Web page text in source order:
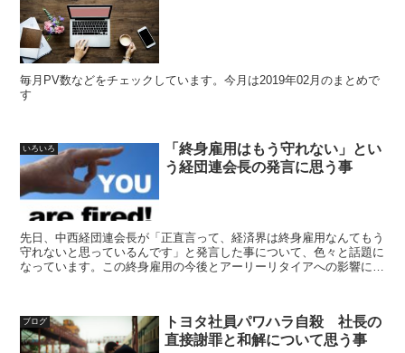
毎月PV数などをチェックしています。今月は2019年02月のまとめで
す
いろいろ
「終身雇用はもう守れない」とい
う経団連会長の発言に思う事
先日、中西経団連会長が「正直言って、経済界は終身雇用なんてもう
守れないと思っているんです」と発言した事について、色々と話題に
なっています。この終身雇用の今後とアーリーリタイアへの影響につ
ブログ
トヨタ社員パワハラ自殺 社長の
直接謝罪と和解について思う事